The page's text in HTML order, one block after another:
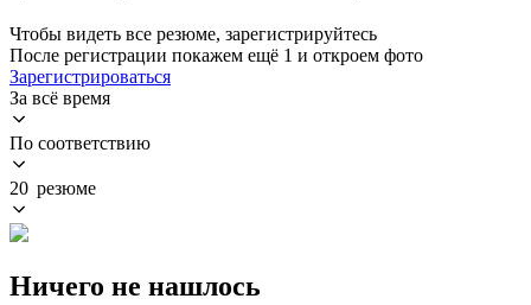
Чтобы видеть все резюме, зарегистрируйтесь
После регистрации покажем ещё 1 и откроем фото
Зарегистрироваться
За всё время
По соответствию
20 резюме
Ничего не нашлось